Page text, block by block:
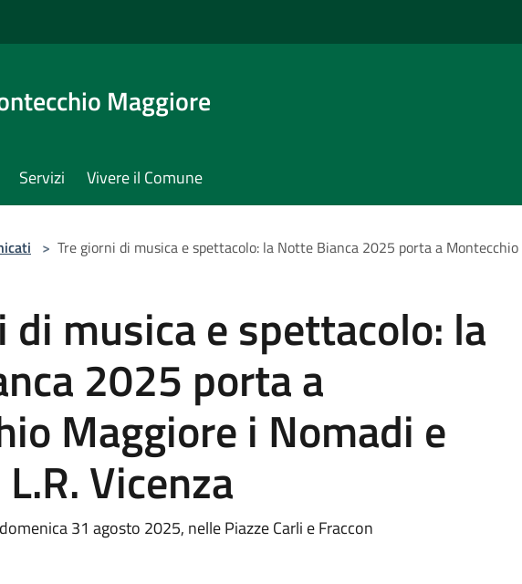
Maggiore
Servizi Vivere il Comune
> Tre giorni di musica e spettacolo: la Notte Bianca 2025 porta a
di musica e spettacolo: la
2025 porta a
Maggiore i Nomadi e
Vicenza
31 agosto 2025, nelle Piazze Carli e Fraccon